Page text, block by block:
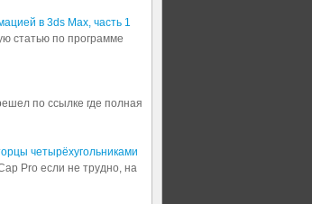
в 3ds Max, часть 1
статью по программе
по ссылке где полная
четырёхугольниками
Pro если не трудно, на